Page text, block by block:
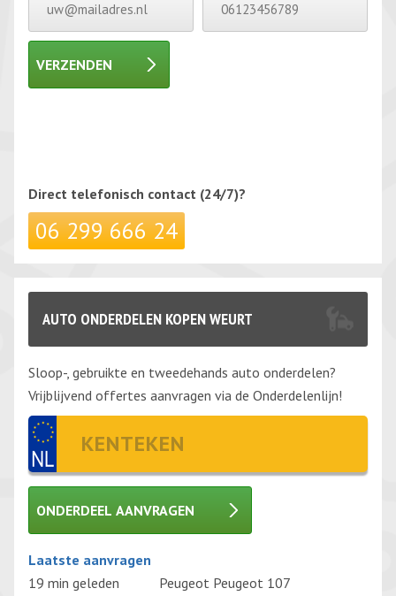
VERZENDEN
Direct telefonisch contact (24/7)?
06 299 666 24
AUTO ONDERDELEN KOPEN WEURT
Sloop-, gebruikte en tweedehands auto onderdelen?
Vrijblijvend offertes aanvragen via de Onderdelenlijn!
ONDERDEEL AANVRAGEN
Gelieve dit veld leeg te laten.
Laatste aanvragen
19 min geleden
Peugeot Peugeot 107